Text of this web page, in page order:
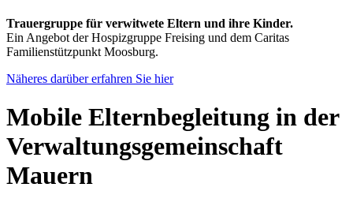
Trauergruppe für verwitwete Eltern und ihre Kinder.
Ein Angebot der Hospizgruppe Freising und dem Caritas
Familienstützpunkt Moosburg.
Näheres darüber erfahren Sie hier
Mobile Elternbegleitung in der
Verwaltungsgemeinschaft
Mauern